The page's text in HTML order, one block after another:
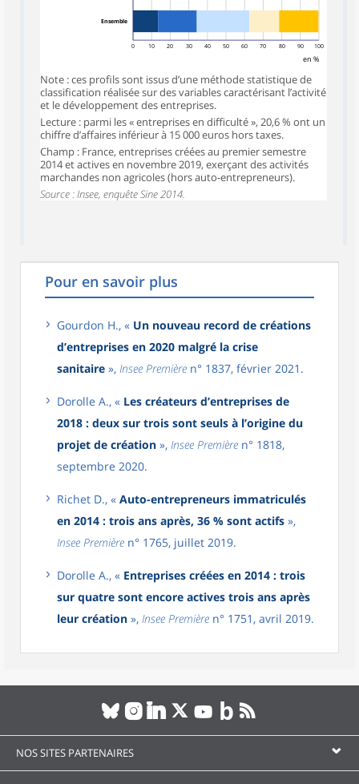
0 10 20 30 40 50 60 70 80 90 100
en %
Ensemble
Note : ces profils sont issus d’une méthode statistique de
classification réalisée sur des variables caractérisant l’activité
et le développement des entreprises.
Lecture : parmi les « entreprises en difficulté », 20,6 % ont un
chiffre d’affaires inférieur à 15 000 euros hors taxes.
Champ : France, entreprises créées au premier semestre
2014 et actives en novembre 2019, exerçant des activités
marchandes non agricoles (hors auto-entrepreneurs).
Source : Insee, enquête Sine 2014.
Pour en savoir plus
Gourdon H., « Un nouveau record de créations
d’entreprises en 2020 malgré la crise
sanitaire », Insee Première n° 1837, février 2021.
Dorolle A., « Les créateurs d’entreprises de
2018 : deux sur trois sont seuls à l’origine du
projet de création », Insee Première n° 1818,
septembre 2020.
Richet D., « Auto-entrepreneurs immatriculés
en 2014 : trois ans après, 36 % sont actifs »,
Insee Première n° 1765, juillet 2019.
Dorolle A., « Entreprises créées en 2014 : trois
sur quatre sont encore actives trois ans après
leur création », Insee Première n° 1751, avril 2019.
NOS SITES PARTENAIRES